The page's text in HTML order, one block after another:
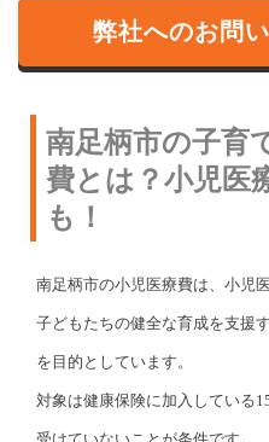
弊社へのお問
南足柄市の子育
費とは？小児医
も！
南足柄市の小児医療費は、小児
子どもたちの健全な育成を支援
を目的としています。
対象は健康保険に加入している